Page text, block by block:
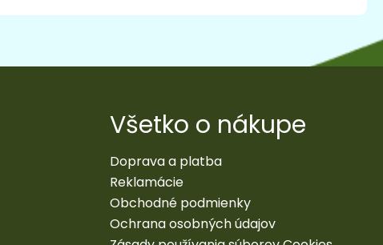
Všetko o nákupe
Doprava a platba
Reklamácie
Obchodné podmienky
Ochrana osobných údajov